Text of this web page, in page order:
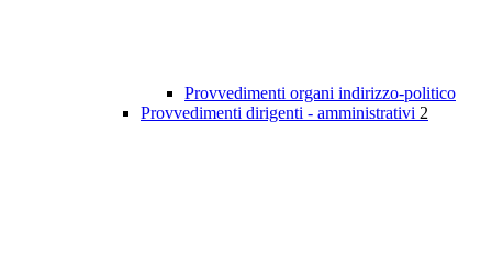
Provvedimenti organi indirizzo-politico
Provvedimenti dirigenti - amministrativi 2